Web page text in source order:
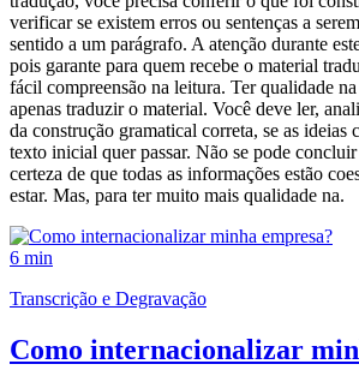
verificar se existem erros ou sentenças a
sentido a um parágrafo. A atenção durante
pois garante para quem recebe o material
fácil compreensão na leitura. Ter qualidade
apenas traduzir o material. Você deve ler,
da construção gramatical correta, se as ideias
texto inicial quer passar. Não se pode concluir
certeza de que todas as informações estão
estar. Mas, para ter muito mais qualidade na.
6 min
Transcrição e Degravação
Como internacionalizar